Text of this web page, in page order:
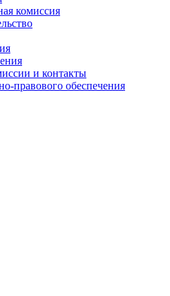
комиссия
и контакты
правового обеспечения